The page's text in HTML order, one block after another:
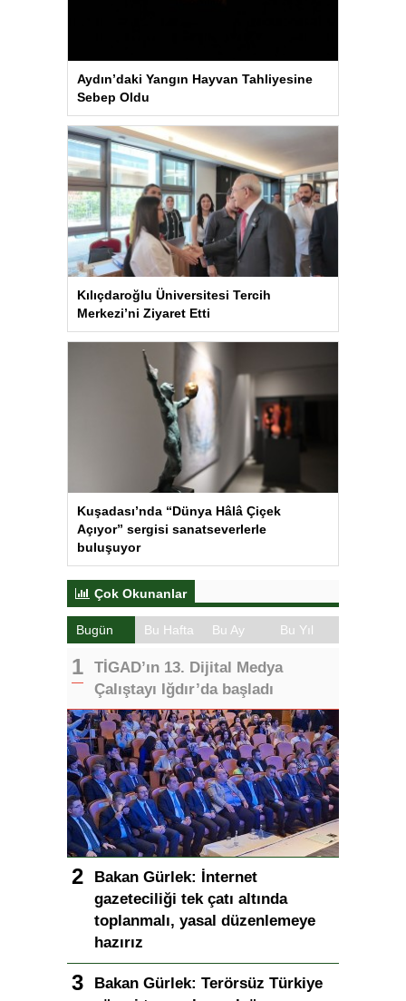
Aydın’daki Yangın Hayvan Tahliyesine
Sebep Oldu
Kılıçdaroğlu Üniversitesi Tercih
Merkezi’ni Ziyaret Etti
Kuşadası’nda “Dünya Hâlâ Çiçek
Açıyor” sergisi sanatseverlerle
buluşuyor
Çok Okunanlar
Bugün Bu Hafta Bu Ay Bu Yıl
TİGAD’ın 13. Dijital Medya
Çalıştayı Iğdır’da başladı
Bakan Gürlek: İnternet
gazeteciliği tek çatı altında
toplanmalı, yasal düzenlemeye
hazırız
Bakan Gürlek: Terörsüz Türkiye